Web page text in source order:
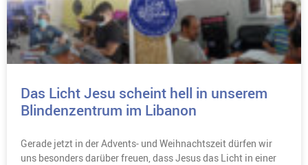
Das Licht Jesu scheint hell in unserem
Blindenzentrum im Libanon
Gerade jetzt in der Advents- und Weihnachtszeit dürfen wir
uns besonders darüber freuen, dass Jesus das Licht in einer